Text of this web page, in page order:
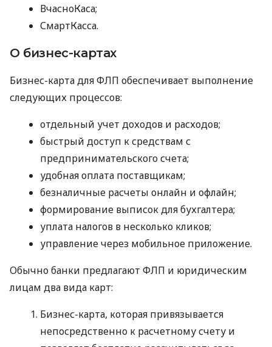
ВчасноКаса;
СмартКасса.
О бизнес-картах
Бизнес-карта для ФЛП обеспечивает выполнение
следующих процессов:
отдельный учет доходов и расходов;
быстрый доступ к средствам с
предпринимательского счета;
удобная оплата поставщикам;
безналичные расчеты онлайн и офлайн;
формирование выписок для бухгалтера;
уплата налогов в несколько кликов;
управление через мобильное приложение.
Обычно банки предлагают ФЛП и юридическим
лицам два вида карт:
Бизнес-карта, которая привязывается
непосредственно к расчетному счету и